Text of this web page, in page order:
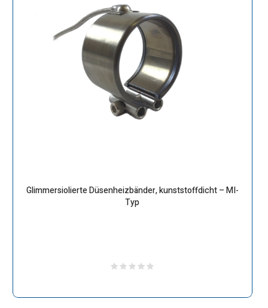
Glimmersiolierte Düsenheizbänder, kunststoffdicht – MI-
Typ